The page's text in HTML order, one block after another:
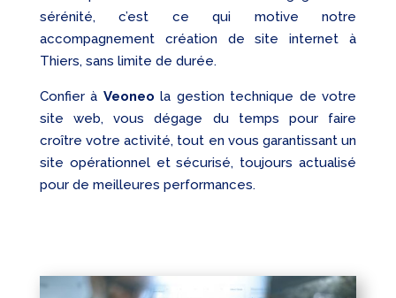
sérénité, c’est ce qui motive notre
accompagnement création de site internet à
Thiers, sans limite de durée.
Confier à Veoneo la gestion technique de votre
site web, vous dégage du temps pour faire
croître votre activité, tout en vous garantissant un
site opérationnel et sécurisé, toujours actualisé
pour de meilleures performances.